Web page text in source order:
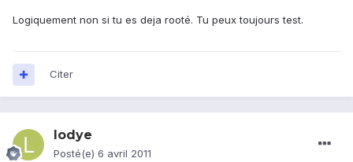
Logiquement non si tu es deja rooté. Tu peux toujours test.
Citer
lodye
Posté(e) 6 avril 2011